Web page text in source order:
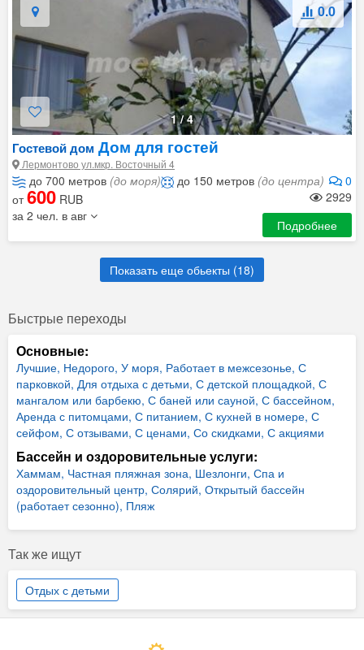
1/4
0.0
Гостевой дом Дом для гостей
Лермонтово ул.мкр. Восточный 4
до 700 метров (до моря) 0
до 150 метров (до центра)
2929
от600 RUB
за 2 чел. в авг
Подробнее
Показать еще обьекты (18)
Быстрые переходы
Основные:
Лучшие, Недорого, У моря, Работает в межсезонье, С
парковкой, Для отдыха с детьми, С детской площадкой, С
мангалом или барбекю, С баней или сауной, С бассейном,
Аренда с питомцами, С питанием, С кухней в номере, С
сейфом, С отзывами, С ценами, Со скидками, С акциями
Бассейн и оздоровительные услуги:
Хаммам, Частная пляжная зона, Шезлонги, Спа и
оздоровительный центр, Солярий, Открытый бассейн
(работает сезонно), Пляж
Так же ищут
Отдых с детьми